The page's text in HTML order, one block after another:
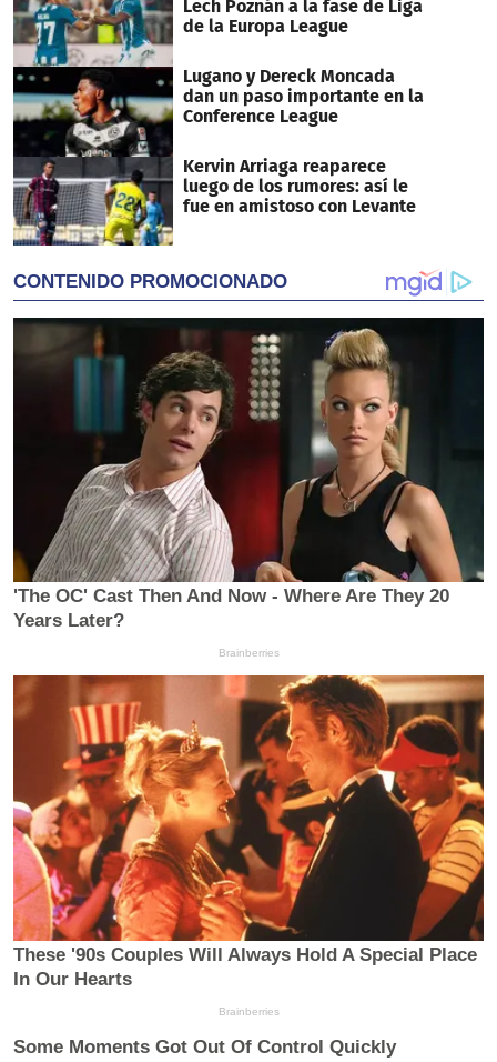
Lech Poznán a la fase de Liga
de la Europa League
Lugano y Dereck Moncada
dan un paso importante en la
Conference League
Kervin Arriaga reaparece
luego de los rumores: así le
fue en amistoso con Levante